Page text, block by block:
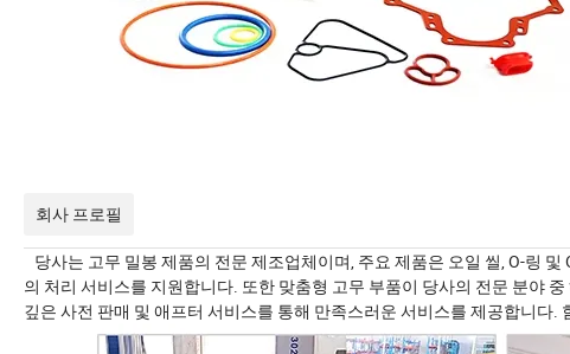
회사 프로필
당사는 고무 밀봉 제품의 전문 제조업체이며, 주요 제품은 오일 씰, O-링
의 처리 서비스를 지원합니다. 또한 맞춤형 고무 부품이 당사의 전문 분야
깊은 사전 판매 및 애프터 서비스를 통해 만족스러운 서비스를 제공합니다.